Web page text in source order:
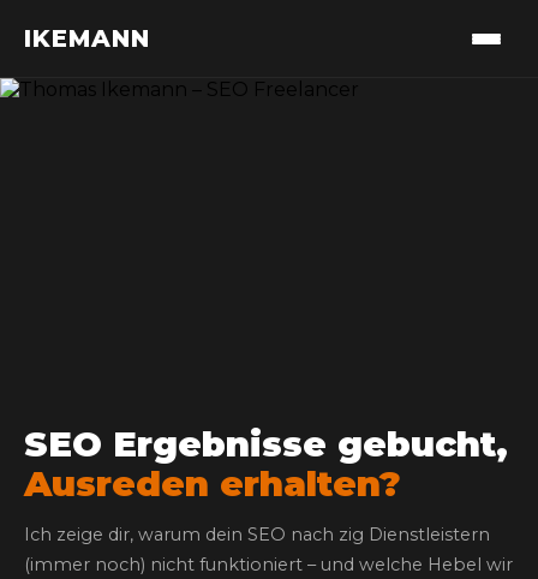
IKEMANN
SEO Ergebnisse gebucht,
Ausreden erhalten?
Ich zeige dir, warum dein SEO nach zig Dienstleistern
(immer noch) nicht funktioniert – und welche Hebel wir